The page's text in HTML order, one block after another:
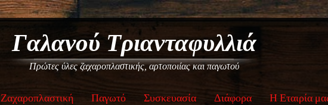
Γαλανού Τριανταφυλλιά
Πρώτες ύλες ζαχαροπλαστικής, αρτοποιίας και παγωτού
Ζαχαροπλαστική Παγωτό Συσκευασία Διάφορα Η Εταιρία